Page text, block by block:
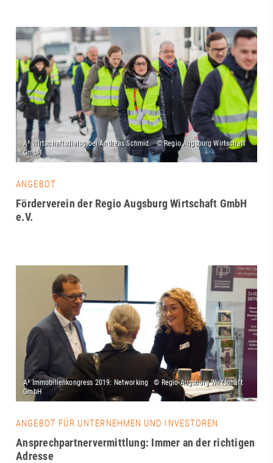
ANGEBOT
Förderverein der Regio Augsburg Wirtschaft GmbH
e.V.
ANGEBOT FÜR UNTERNEHMEN UND INVESTOREN
Ansprechpartnervermittlung: Immer an der richtigen
Adresse